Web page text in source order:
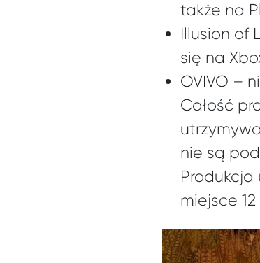
także na
Illusion of
się na
OVIVO –
Całość
nie są
miejsce